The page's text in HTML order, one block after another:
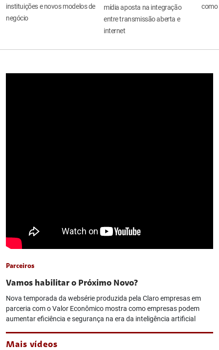
instituições e novos modelos de
negócio
mídia aposta na integração
entre transmissão aberta e
internet
como
Parceiros
Vamos habilitar o Próximo Novo?
Nova temporada da websérie produzida pela Claro empresas em
parceria com o Valor Econômico mostra como empresas podem
aumentar eficiência e segurança na era da inteligência artificial
Mais vídeos